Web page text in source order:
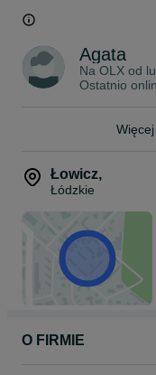
Agata
Na OLX od
Ostatnio
Łowicz,
Łódzkie
O FIRMIE